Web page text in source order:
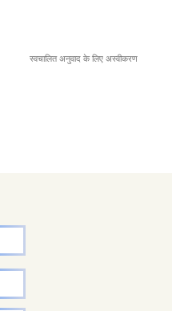
स्वचालित अनुवाद के लिए अस्वीकरण